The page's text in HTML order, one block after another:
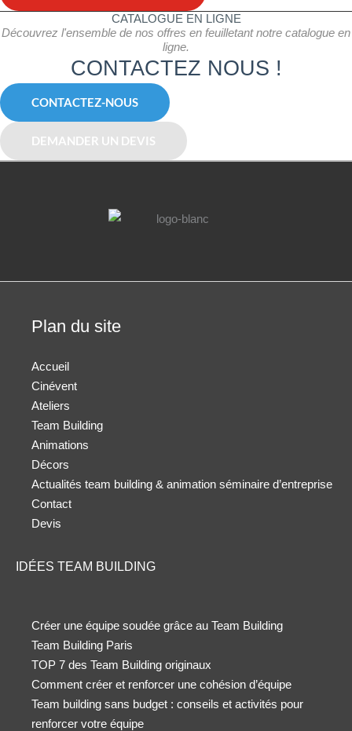
CATALOGUE EN LIGNE
Découvrez l'ensemble de nos offres en feuilletant notre catalogue en
ligne.
CONTACTEZ NOUS !
CONTACTEZ-NOUS
DEMANDER UN DEVIS
Plan du site
Accueil
Cinévent
Ateliers
Team Building
Animations
Décors
Actualités team building & animation séminaire d’entreprise
Contact
Devis
IDÉES TEAM BUILDING
Créer une équipe soudée grâce au Team Building
Team Building Paris
TOP 7 des Team Building originaux
Comment créer et renforcer une cohésion d’équipe
Team building sans budget : conseils et activités pour
renforcer votre équipe